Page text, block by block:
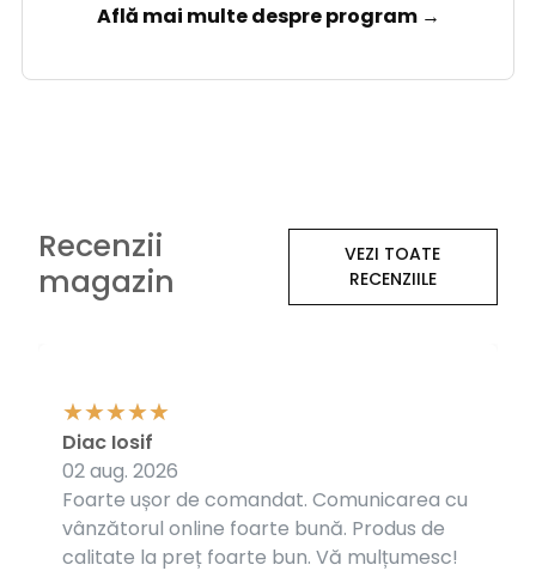
Află mai multe despre program →
Recenzii
magazin
VEZI TOATE
RECENZIILE
Foarte ușor de comandat. Comunicarea cu
vânzătorul online foarte bună. Produs de
calitate la preț foarte bun. Vă mulțumesc!
Diac Iosif
02 aug. 2026